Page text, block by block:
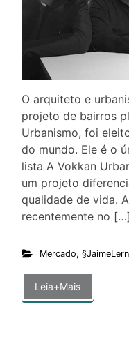
O arquiteto e
projeto de bairros
Urbanismo, foi
do mundo. Ele é o
lista A Vokkan
um projeto
qualidade de vida.
recentemente no […]
Mercado,
Leia+Mais